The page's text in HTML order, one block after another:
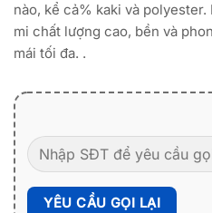
nào, kể cả% kaki và
mi chất lượng cao, bền và
mái tối đa. .